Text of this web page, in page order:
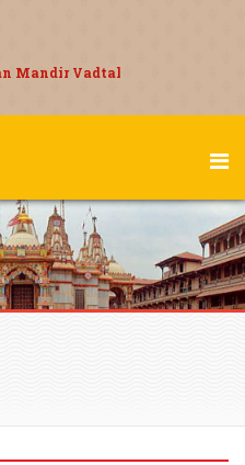
Mandir Vadtal